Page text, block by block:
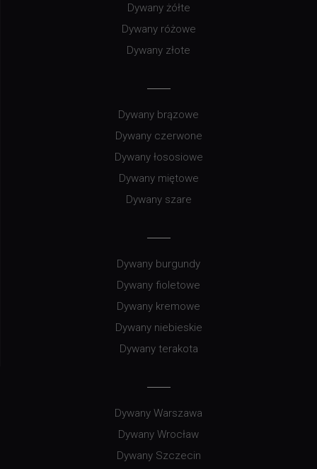
Dywany żółte
Dywany różowe
Dywany złote
Dywany brązowe
Dywany czerwone
Dywany łososiowe
Dywany miętowe
Dywany szare
Dywany burgundy
Dywany fioletowe
Dywany kremowe
Dywany niebieskie
Dywany terakota
Dywany Warszawa
Dywany Wrocław
Dywany Szczecin